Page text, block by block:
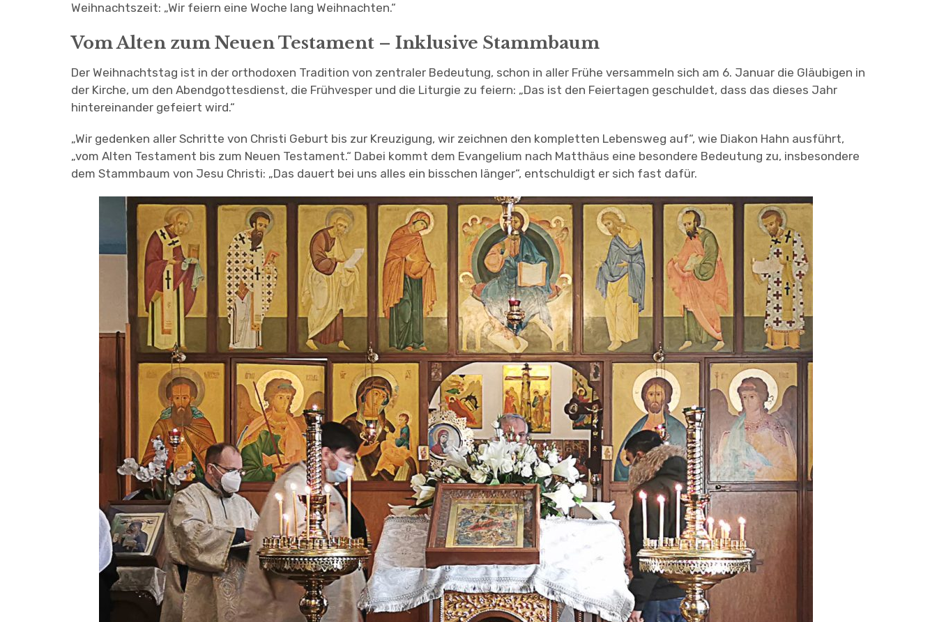
Weihnachtszeit: „Wir feiern eine Woche lang Weihnachten.“
Vom Alten zum Neuen Testament – Inklusive Stammbaum
Der Weihnachtstag ist in der orthodoxen Tradition von zentraler Bedeutung, schon in aller Frühe versammeln sich am 6. Januar die Gläubigen in
der Kirche, um den Abendgottesdienst, die Frühvesper und die Liturgie zu feiern: „Das ist den Feiertagen geschuldet, dass das dieses Jahr
hintereinander gefeiert wird.“
„Wir gedenken aller Schritte von Christi Geburt bis zur Kreuzigung, wir zeichnen den kompletten Lebensweg auf“, wie Diakon Hahn ausführt,
„vom Alten Testament bis zum Neuen Testament.“ Dabei kommt dem Evangelium nach Matthäus eine besondere Bedeutung zu, insbesondere
dem Stammbaum von Jesu Christi: „Das dauert bei uns alles ein bisschen länger“, entschuldigt er sich fast dafür.